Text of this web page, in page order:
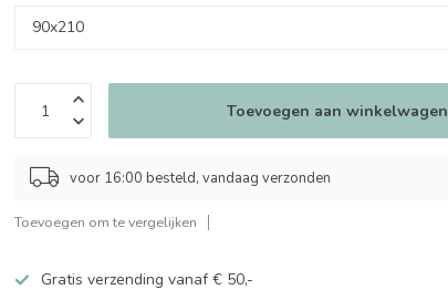
Toevoegen aan winkelwagen
voor 16:00 besteld, vandaag verzonden
Toevoegen om te vergelijken
Gratis verzending vanaf € 50,-